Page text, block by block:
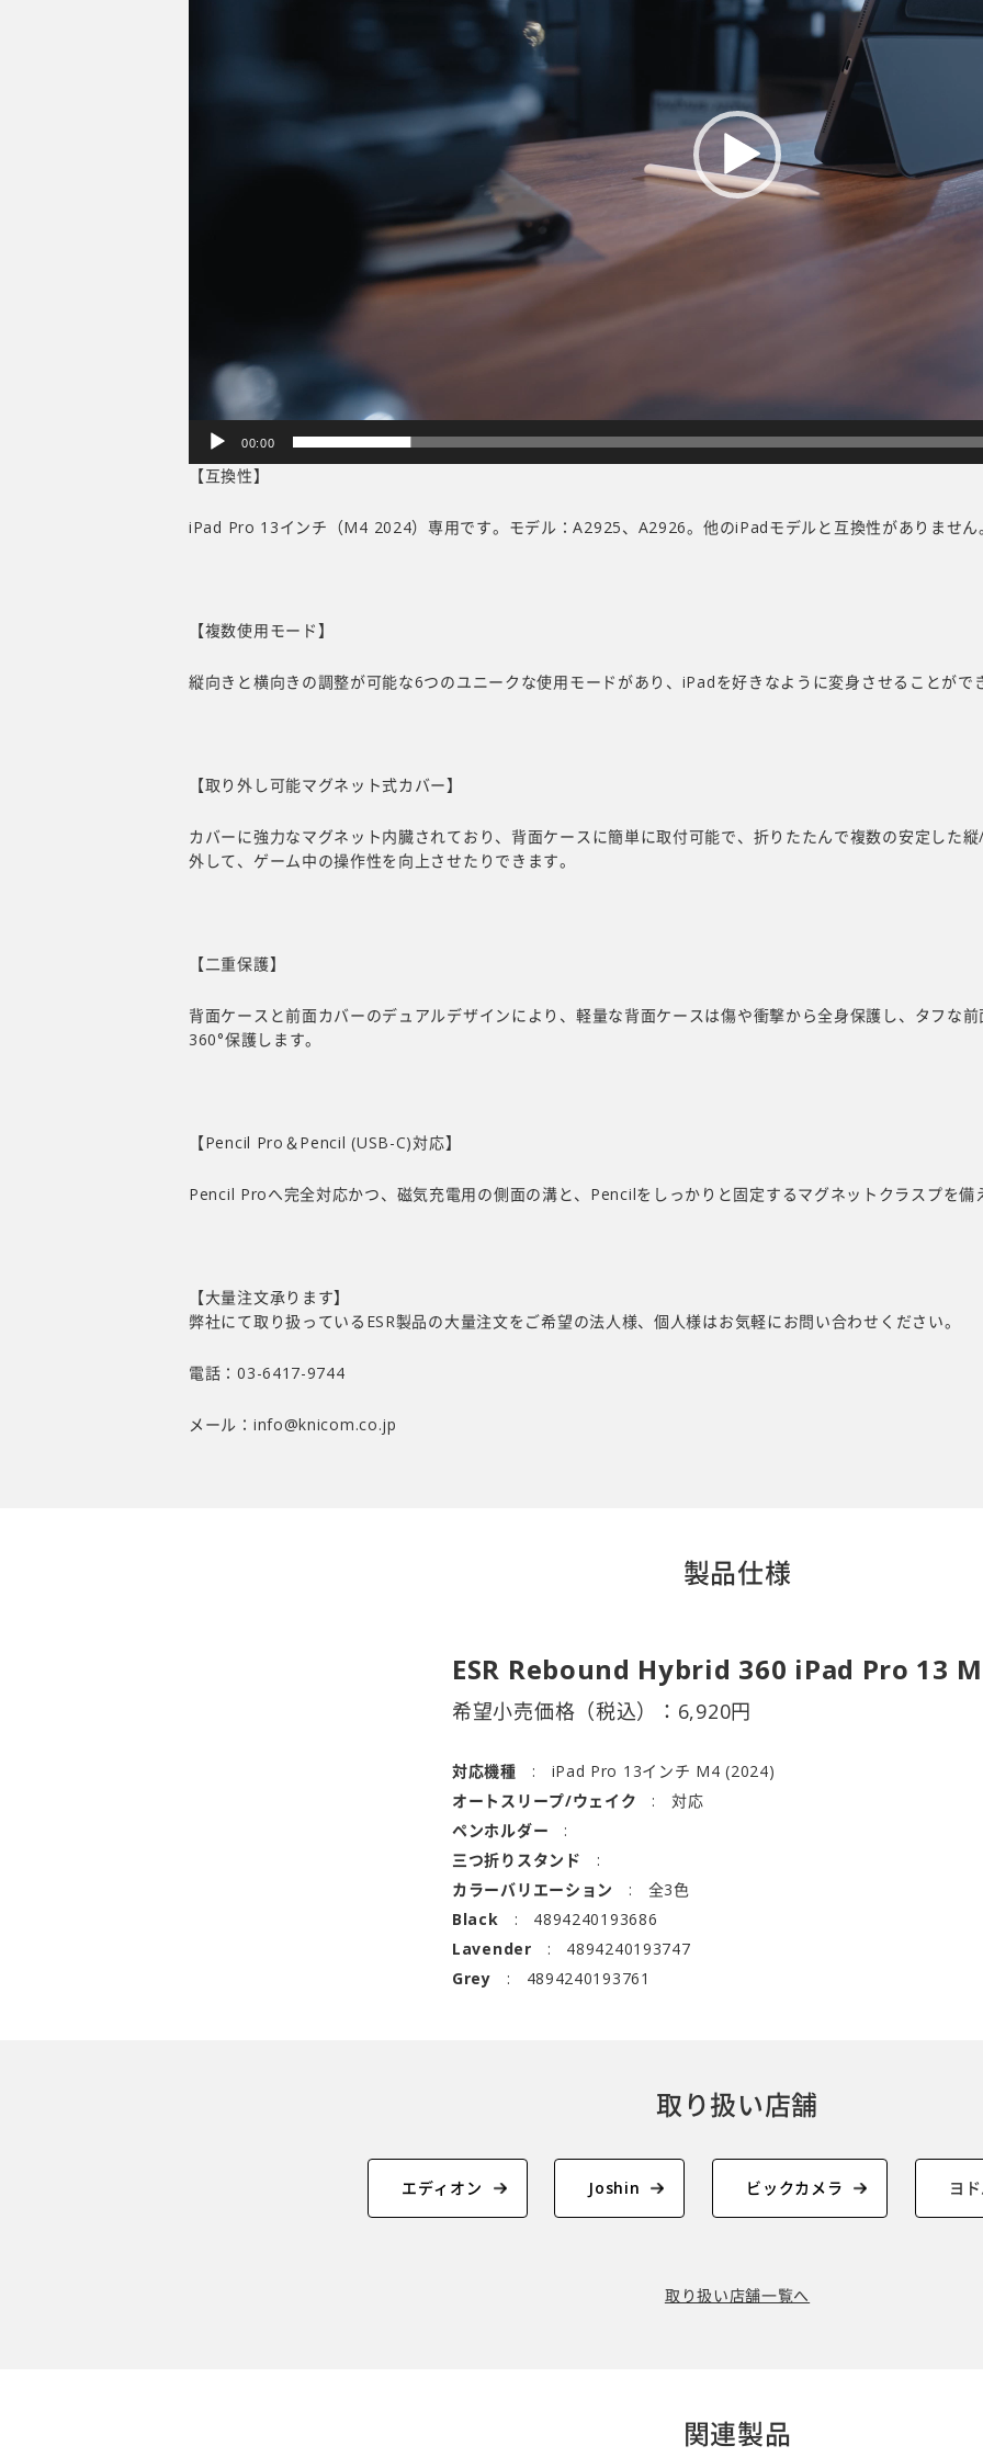
00:00
【互換性】
iPad Pro 13インチ（M4 2024）専用です。モデル：A2925、A2926。他のiPadモデルと互換性がありません
【複数使用モード】
縦向きと横向きの調整が可能な6つのユニークな使用モードがあり、iPadを好きなように変身させることがで
【取り外し可能マグネット式カバー】
カバーに強力なマグネット内臓されており、背面ケースに簡単に取付可能で、折りたたんで複数の安定した
外して、ゲーム中の操作性を向上させたりできます。
【二重保護】
背面ケースと前面カバーのデュアルデザインにより、軽量な背面ケースは傷や衝撃から全身保護し、タフな
360°保護します。
【Pencil Pro＆Pencil (USB-C)対応】
Pencil Proへ完全対応かつ、磁気充電用の側面の溝と、Pencilをしっかりと固定するマグネットクラスプを備
【大量注文承ります】
弊社にて取り扱っているESR製品の大量注文をご希望の法人様、個人様はお気軽にお問い合わせください。
電話：03-6417-9744
メール： info@knicom.co.jp
製品仕様
ESR Rebound Hybrid 360 iPad Pro 13
希望小売価格（税込）： 6,920円
対応機種
iPad Pro 13インチ M4 (2024)
オートスリープ/ウェイク
対応
ペンホルダー
三つ折りスタンド
カラーバリエーション
全3色
Black
4894240193686
Lavender
4894240193747
Grey
4894240193761
取り扱い店舗
エディオン Joshin ビックカメラ ヨ
取り扱い店舗一覧へ
関連製品